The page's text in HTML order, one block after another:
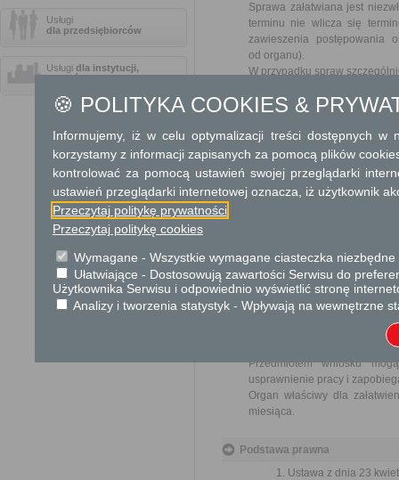
Usługi
dla przedsiębiorców
Usługi dla instytucji,
urzędów
Sprawa załatwiana jest
terminu nie wlicza się
zawieszenia postępowania
od organu).
W przypadku spraw
Informacja
Dodatkowe
Opłata
Wniosek jest wolny od opłat.
Brak
Skargi i wnioski
Przedmiotem skargi może
ich pracowników, naruszenie
Przedmiotem wniosku
usprawnienie pracy i
Organ właściwy dla
miesiąca.
Podstawa prawna
Ustawa z dnia 23
🍪 POLITYKA COOKIES &
Informujemy, iż w celu optymalizacji treści dostępnych w
korzystamy z informacji zapisanych za pomocą plików
kontrolować za pomocą ustawień swojej przeglądarki
ustawień przeglądarki internetowej oznacza, iż użytkownik
Przeczytaj politykę prywatności
Przeczytaj politykę cookies
Wymagane - Wszystkie wymagane ciasteczka
Ułatwiające - Dostosowują zawartości Serwisu do
Użytkownika Serwisu i odpowiednio wyświetlić stronę
Analizy i tworzenia statystyk - Wpływają na wewnętrzne